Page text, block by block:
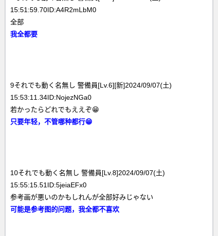
15:51:59.70ID:A4R2mLbM0
全部
我全都要
9それでも動く名無し 警備員[Lv.6][新]2024/09/07(土)
15:53:11.34ID:NojezNGa0
若かったらどれでもええぞ😁
只要年轻，不管哪种都行😁
10それでも動く名無し 警備員[Lv.8]2024/09/07(土)
15:55:15.51ID:5jeiaEFx0
参考画が悪いのかもしれんが全部好みじゃない
可能是参考图的问题，我全都不喜欢